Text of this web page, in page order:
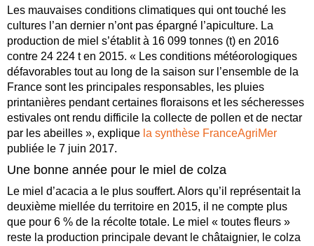
Les mauvaises conditions climatiques qui ont touché les
cultures l’an dernier n’ont pas épargné l’apiculture. La
production de miel s’établit à 16 099 tonnes (t) en 2016
contre 24 224 t en 2015. « Les conditions météorologiques
défavorables tout au long de la saison sur l’ensemble de la
France sont les principales responsables, les pluies
printanières pendant certaines floraisons et les sécheresses
estivales ont rendu difficile la collecte de pollen et de nectar
par les abeilles », explique la synthèse FranceAgriMer
publiée le 7 juin 2017.
Une bonne année pour le miel de colza
Le miel d’acacia a le plus souffert. Alors qu’il représentait la
deuxième miellée du territoire en 2015, il ne compte plus
que pour 6 % de la récolte totale. Le miel « toutes fleurs »
reste la production principale devant le châtaignier, le colza